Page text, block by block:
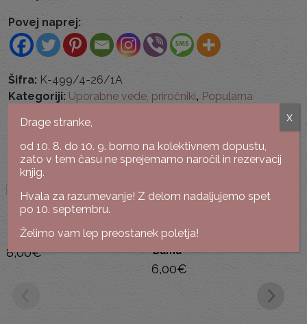
Povej naprej:
Šifra: K-499/4-26/1A
Kategoriji: Uporabne vede, priročniki, Popularna
Podobne knjige
The Fussy Baby Book
8,00€
Veronika Podgoršek
Dama
6,00€
Drage stranke,
od 10. 8. do 10. 9. bomo na kolektivnem dopustu,
zato v tem času ne sprejemamo naročil in rezervacij
knjig.
Hvala za razumevanje! Z delom nadaljujemo spet
po 10. septembru.
Želimo vam lep preostanek poletja!
x